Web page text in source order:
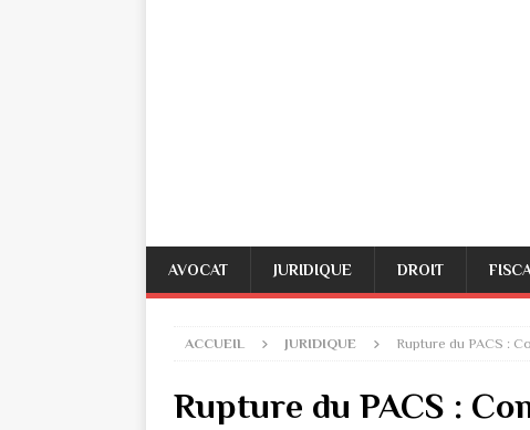
AVOCAT JURIDIQUE DROIT
ACCUEIL JURIDIQUE Rupture du PACS :
Rupture du PACS :